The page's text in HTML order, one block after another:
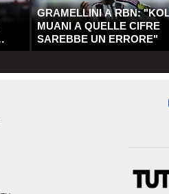
GRAMELLINI A RBN:
MUANI A QUELLE CIFRE
SAREBBE UN ERRORE"